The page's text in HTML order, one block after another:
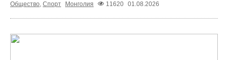
Общество, Спорт Монголия 11620 01.08.2026